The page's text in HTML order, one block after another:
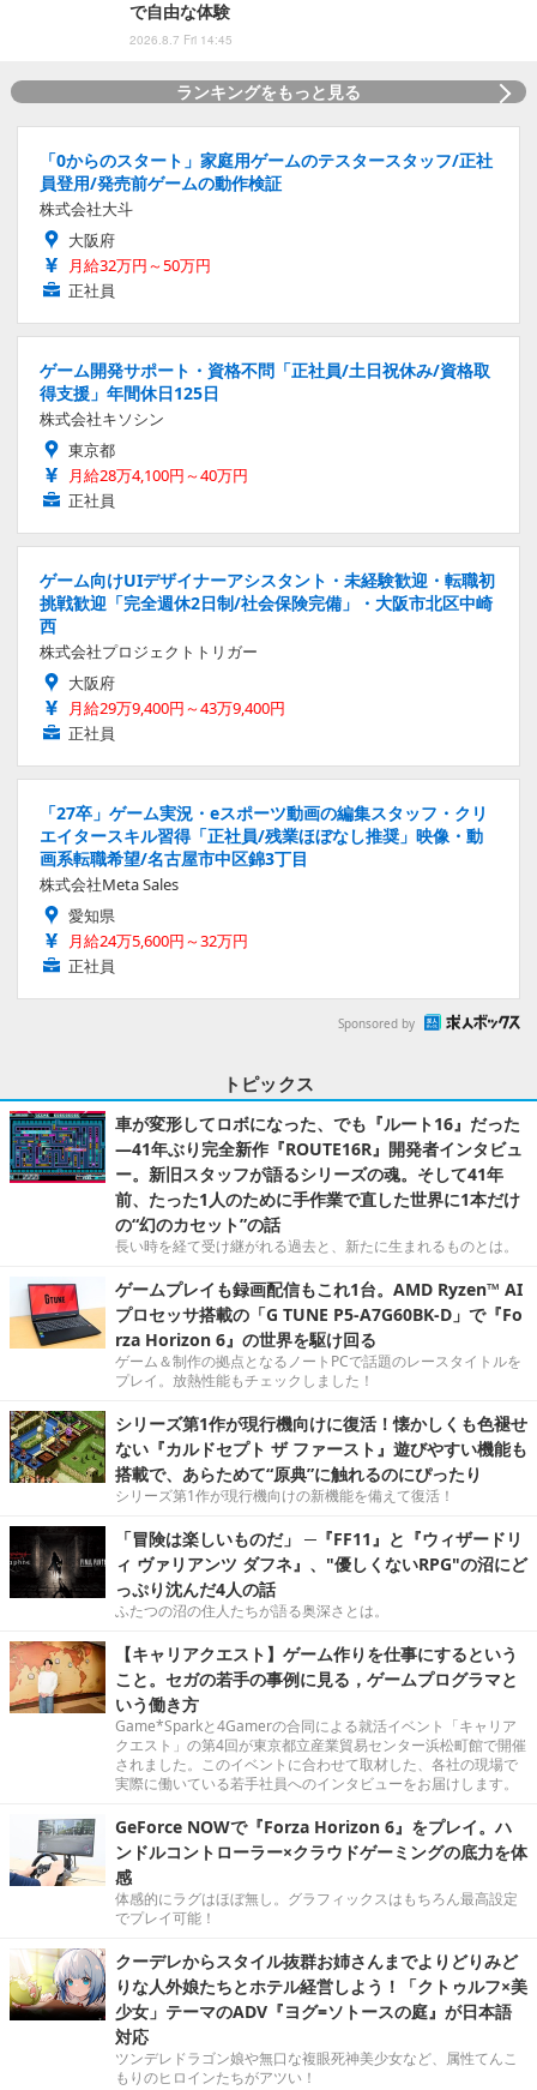
で自由な体験
2026.8.7 Fri 14:45
ランキングをもっと見る
「0からのスタート」家庭用ゲームのテスタースタッフ/正社
員登用/発売前ゲームの動作検証
株式会社大斗
大阪府
月給32万円～50万円
正社員
ゲーム開発サポート・資格不問「正社員/土日祝休み/資格取
得支援」年間休日125日
株式会社キソシン
東京都
月給28万4,100円～40万円
正社員
ゲーム向けUIデザイナーアシスタント・未経験歓迎・転職初
挑戦歓迎「完全週休2日制/社会保険完備」・大阪市北区中崎
西
株式会社プロジェクトトリガー
大阪府
月給29万9,400円～43万9,400円
正社員
「27卒」ゲーム実況・eスポーツ動画の編集スタッフ・クリ
エイタースキル習得「正社員/残業ほぼなし推奨」映像・動
画系転職希望/名古屋市中区錦3丁目
株式会社Meta Sales
愛知県
月給24万5,600円～32万円
正社員
Sponsored by
トピックス
車が変形してロボになった、でも『ルート16』だった
―41年ぶり完全新作『ROUTE16R』開発者インタビュ
ー。新旧スタッフが語るシリーズの魂。そして41年
前、たった1人のために手作業で直した世界に1本だけ
の“幻のカセット”の話
長い時を経て受け継がれる過去と、新たに生まれるものとは。
ゲームプレイも録画配信もこれ1台。AMD Ryzen™ AI
プロセッサ搭載の「G TUNE P5-A7G60BK-D」で『Fo
rza Horizon 6』の世界を駆け回る
ゲーム＆制作の拠点となるノートPCで話題のレースタイトルを
プレイ。放熱性能もチェックしました！
シリーズ第1作が現行機向けに復活！懐かしくも色褪せ
ない『カルドセプト ザ ファースト』遊びやすい機能も
搭載で、あらためて“原典”に触れるのにぴったり
シリーズ第1作が現行機向けの新機能を備えて復活！
「冒険は楽しいものだ」 ─『FF11』と『ウィザードリ
ィ ヴァリアンツ ダフネ』、"優しくないRPG"の沼にど
っぷり沈んだ4人の話
ふたつの沼の住人たちが語る奥深さとは。
【キャリアクエスト】ゲーム作りを仕事にするという
こと。セガの若手の事例に見る，ゲームプログラマと
いう働き方
Game*Sparkと4Gamerの合同による就活イベント「キャリア
クエスト」の第4回が東京都立産業貿易センター浜松町館で開催
されました。このイベントに合わせて取材した、各社の現場で
実際に働いている若手社員へのインタビューをお届けします。
GeForce NOWで『Forza Horizon 6』をプレイ。ハ
ンドルコントローラー×クラウドゲーミングの底力を体
感
体感的にラグはほぼ無し。グラフィックスはもちろん最高設定
でプレイ可能！
クーデレからスタイル抜群お姉さんまでよりどりみど
りな人外娘たちとホテル経営しよう！「クトゥルフ×美
少女」テーマのADV『ヨグ=ソトースの庭』が日本語
対応
ツンデレドラゴン娘や無口な複眼死神美少女など、属性てんこ
もりのヒロインたちがアツい！